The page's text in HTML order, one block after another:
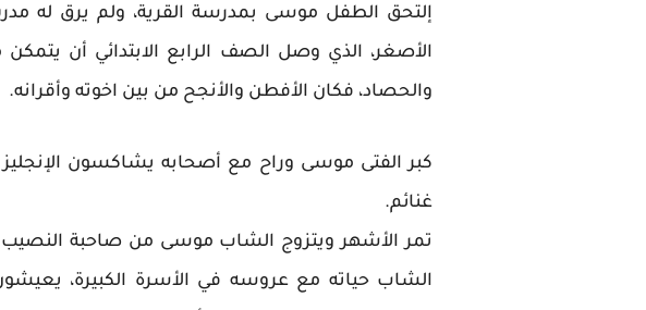
إلتحق الطفل موسى بمدرسة القرية، ولم يرق له
الأصغر، الذي وصل الصف الرابع الابتدائي أن يتمكن
والحصاد، فكان الأفطن والأنجح من بين اخوته وأقرانه.
كبر الفتى موسى وراح مع أصحابه يشاكسون
غنائم.
الشاب حياته مع عروسه في الأسرة الكبيرة،